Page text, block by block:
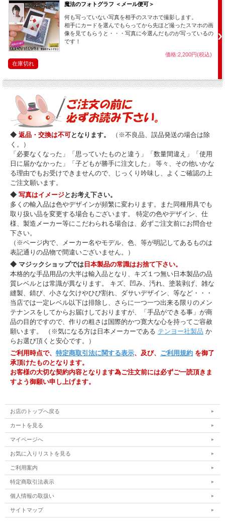
魔法のフォトグラフ ＜メール便可＞
何も写っていない写真を相手のスマホで撮影します。
相手にカードを選んでもらってから先ほど撮ったスマホの画
像を見てもらうと・・・写真に今選んだものが写っているの
です！
価格:2,200円(税込)
在庫切れ
◆ 返品・交換は不可となります。
（※不良品、誤品発送の場合は除
く。）
「必要なくなった」「思っていたものと違う」「数量間違え」「使用
日に届かなかった」「子どもが勝手に注文した」 等々、その他いかな
る理由でもお受けできませんので、じっくり吟味し、よくご確認の上
ご注文願います。
◆ 写真はイメージとお考え下さい。
多くの輸入品は色やデザインが頻繁に変わります。また同種用具でも
取り扱い品を変更する場合もございます。 特定の色やデザイン、仕
様、製造メーカー等にこだわられる場合は、必ずご注文前にお問合せ
下さい。
（※ページ内で、メーカー名やモデル、色、等が明記してあるものは
表記通りの品物で間違いございません。）
◆ マジックショップでは 日本製品の常識はお捨て下さい。
本格的な手品用品の大半は輸入品となり、キズ１つ無い日本製品の品
質レベルとは常識が異なります。 キズ、凹み、汚れ、塗装剥げ、雑な
縫製、錆び、小さな欠けやひび割れ、ダサいデザイン、等など・・・
当店では一定レベル以下は排除し、さらに一つ一つ出来る限りのメン
テナンスをしてからお届けしておりますが、「手品ができる事」が商
品の目的ですので、作りの粗さは国際的かつ寛大な心を持ってご容赦
願います。 （※気になる方は日本メーカーである テンヨー社製品 か
らお選び頂くと安心です。）
ご利用時点で、 特定商取引法に関する表示、及び、 ご利用規約 を御了
承頂けたものとなります。
お客様の大切な契約内容となります為ご注文前には必ずご一読頂きま
すよう御願い申し上げます。
お店のトップへ戻る
カートを見る
マイページへ
お気に入りリストを見る
ご利用案内
特定商取引法表示
個人情報の取扱い
サイトマップ